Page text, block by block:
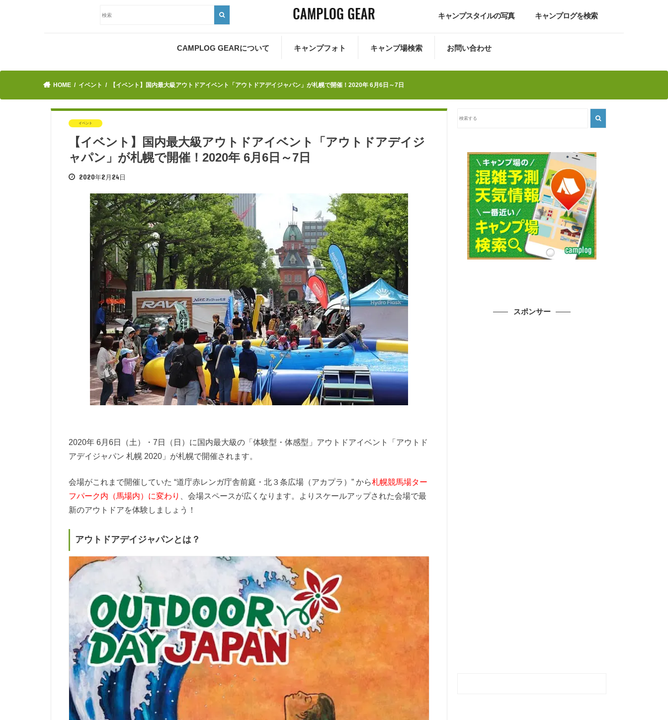
キャンプスタイルの写真 キャンプログを検索
CAMPLOG GEARについて キャンプフォト キャンプ場検索 お問い合わせ
HOME イベント 【イベント】国内最大級アウトドアイベント「アウトドアデイジャパン」が札幌で開催！2020年 6月6日～7日
イベント
【イベント】国内最大級アウトドアイベント「アウトドアデイジ
ャパン」が札幌で開催！2020年 6月6日～7日
2020年2月24日
2020年 6月6日（土）・7日（日）に国内最大級の「体験型・体感型」アウトドアイベント「アウトド
アデイジャパン 札幌 2020」が札幌で開催されます。
会場がこれまで開催していた “道庁赤レンガ庁舎前庭・北３条広場（アカプラ）” から札幌競馬場ター
フパーク内（馬場内）に変わり
、会場スペースが広くなります。よりスケールアップされた会場で最
新のアウトドアを体験しましょう！
アウトドアデイジャパンとは？
スポンサー